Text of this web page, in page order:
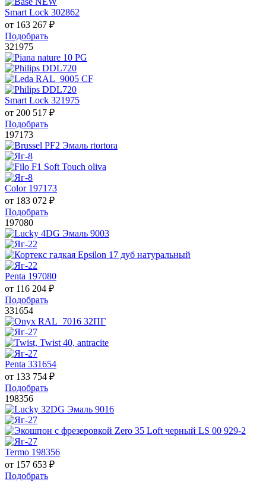
Smart Lock 302862
от 163 267 ₽
Подобрать
321975
Smart Lock 321975
от 200 517 ₽
Подобрать
197173
Color 197173
от 183 072 ₽
Подобрать
197080
Penta 197080
от 116 204 ₽
Подобрать
331654
Penta 331654
от 133 754 ₽
Подобрать
198356
Termo 198356
от 157 653 ₽
Подобрать